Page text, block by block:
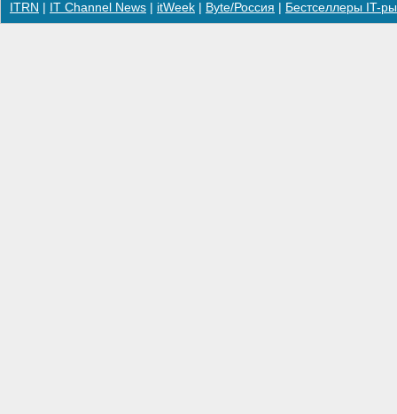
ITRN IT Channel News itWeek Byte/Россия Бестселлеры IT-